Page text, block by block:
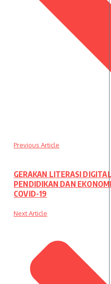
Previous Article
GERAKAN LITERASI
PENDIDIKAN DAN
COVID-19
Next Article